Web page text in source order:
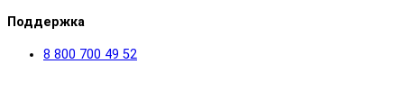
Поддержка
8 800 700 49 52